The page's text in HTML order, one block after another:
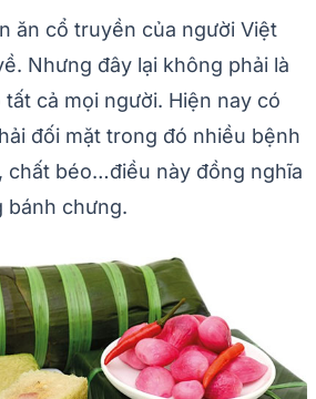
ăn cổ truyền của người Việt
Nhưng đây lại không phải là
cả mọi người. Hiện nay có
đối mặt trong đó nhiều bệnh
chất béo…điều này đồng nghĩa
bánh chưng.